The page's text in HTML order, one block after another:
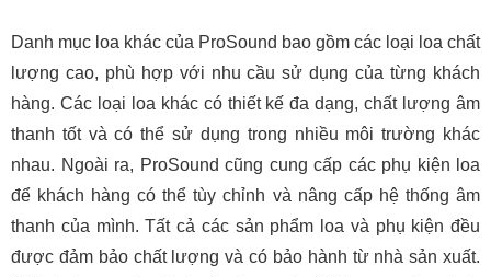
Danh mục loa khác của ProSound bao gồm các loại loa chất
lượng cao, phù hợp với nhu cầu sử dụng của từng khách
hàng. Các loại loa khác có thiết kế đa dạng, chất lượng âm
thanh tốt và có thể sử dụng trong nhiều môi trường khác
nhau. Ngoài ra, ProSound cũng cung cấp các phụ kiện loa
để khách hàng có thể tùy chỉnh và nâng cấp hệ thống âm
thanh của mình. Tất cả các sản phẩm loa và phụ kiện đều
được đảm bảo chất lượng và có bảo hành từ nhà sản xuất.